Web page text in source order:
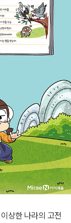
상한 나라의 고전